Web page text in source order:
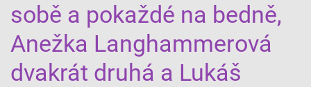
sobě a pokaždé na bedně,
Anežka Langhammerová
dvakrát druhá a Lukáš